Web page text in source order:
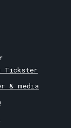
Tickster
& media